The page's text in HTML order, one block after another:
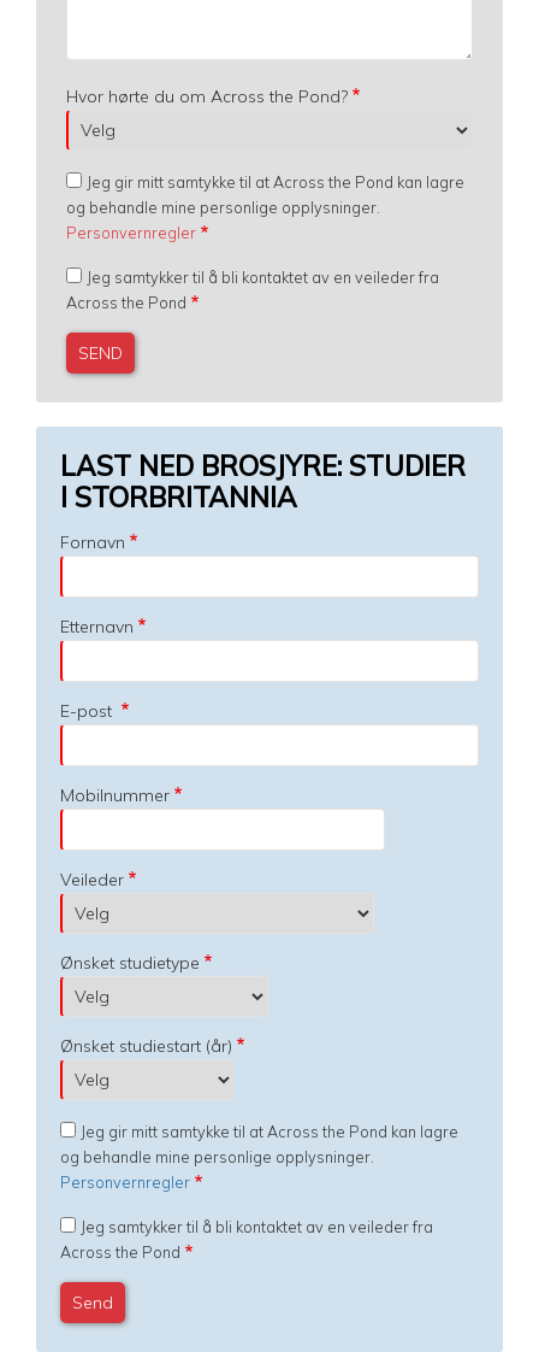
Hvor hørte du om Across the Pond?
Jeg gir mitt samtykke til at Across the Pond kan lagre
og behandle mine personlige opplysninger.
Personvernregler
Jeg samtykker til å bli kontaktet av en veileder fra
Across the Pond
LAST NED BROSJYRE: STUDIER
I STORBRITANNIA
Fornavn
Etternavn
E-post
Mobilnummer
Veileder
Ønsket studietype
Ønsket studiestart (år)
Jeg gir mitt samtykke til at Across the Pond kan lagre
og behandle mine personlige opplysninger.
Personvernregler
Jeg samtykker til å bli kontaktet av en veileder fra
Across the Pond